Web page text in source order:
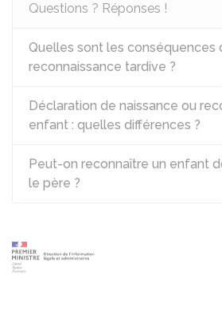
Questions ? Réponses !
Quelles sont les conséquences
reconnaissance tardive ?
Déclaration de naissance ou
enfant : quelles différences ?
Peut-on reconnaître un enfant
le père ?